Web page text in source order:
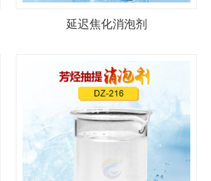
延迟焦化消泡剂